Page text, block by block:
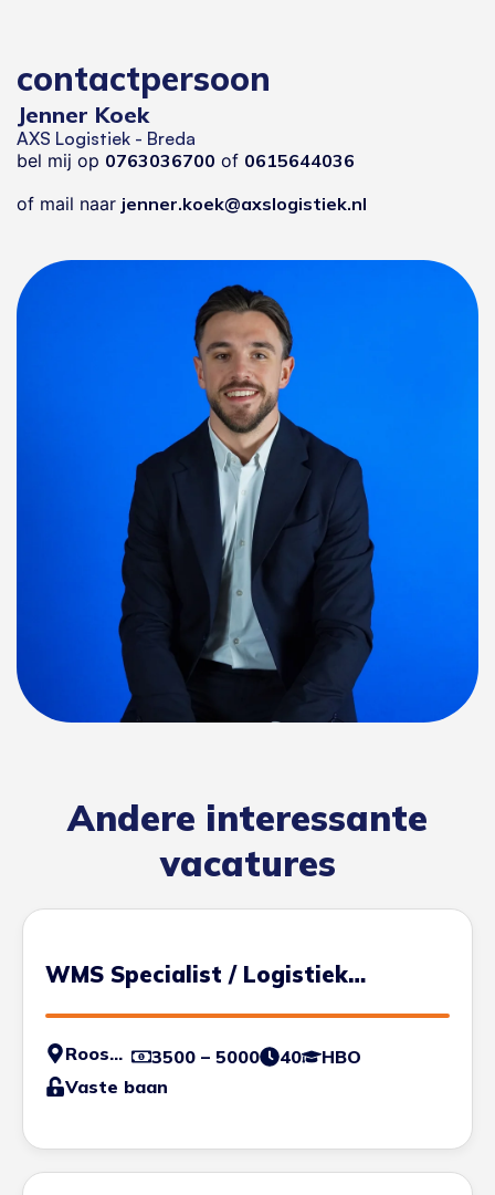
contactpersoon
Jenner Koek
AXS Logistiek - Breda
bel mij op 0763036700 of 0615644036
of mail naar jenner.koek@axslogistiek.nl
Andere interessante
vacatures
WMS Specialist / Logistiek
Engineer
Roosendaal 3500 – 5000 40
HBO
Vaste baan